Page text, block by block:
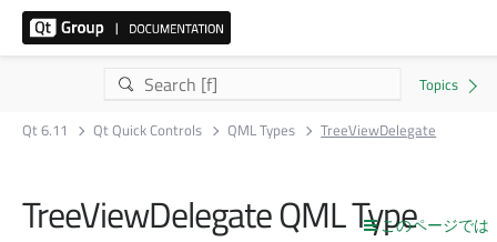
Qt 6.11 Qt Quick Controls QML Types TreeViewDelegate
このページでは
TreeViewDelegate QML Type